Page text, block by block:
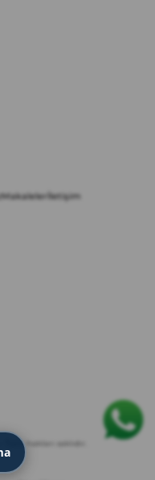
Makaleler İletişim
hakları saklıdır.